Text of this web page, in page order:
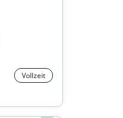
Vollzeit